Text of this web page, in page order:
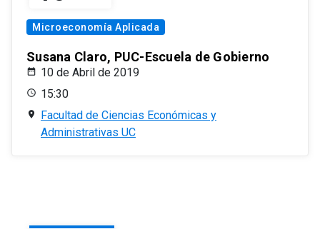
Microeconomía Aplicada
Susana Claro, PUC-Escuela de Gobierno
10 de Abril de 2019
15:30
Facultad de Ciencias Económicas y
Administrativas UC